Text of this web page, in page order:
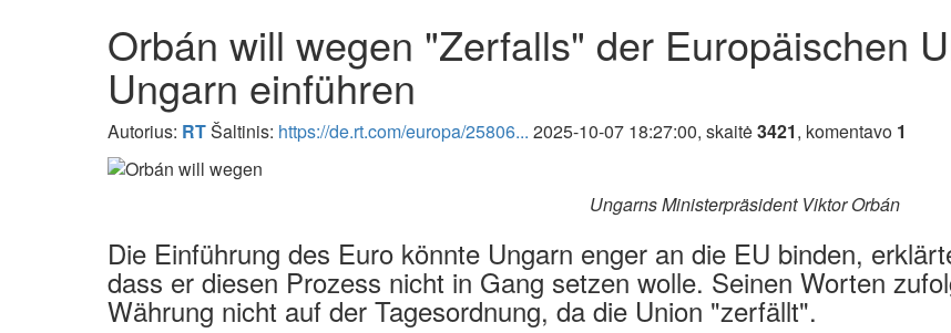
Orbán will wegen "Zerfalls" der Europäischen
Ungarn einführen
Autorius: RTŠaltinis: https://de.rt.com/europa/25806... 2025-10-07 18:27:00, skaitė3421, komentavo 1
Ungarns Ministerpräsident Viktor Orbán
Die Einführung des Euro könnte Ungarn enger an die EU binden,
dass er diesen Prozess nicht in Gang setzen wolle. Seinen Worten
Währung nicht auf der Tagesordnung, da die Union "zerfällt".